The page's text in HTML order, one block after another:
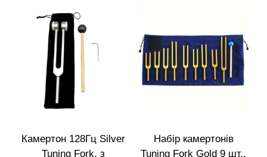
Камертон 128Гц Silver
Tuning Fork, з
Набір камертонів
Tuning Fork Gold 9 шт.,